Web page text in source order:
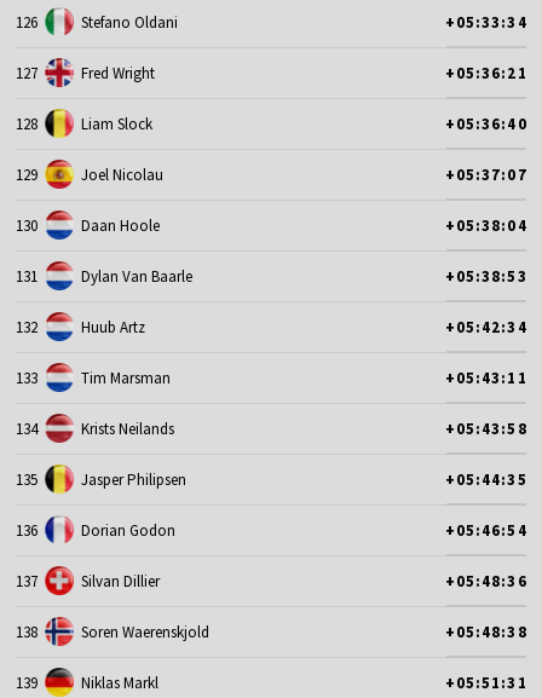
126 Stefano Oldani +05:33:34
127 Fred Wright +05:36:21
128 Liam Slock +05:36:40
129 Joel Nicolau +05:37:07
130 Daan Hoole +05:38:04
131 Dylan Van Baarle +05:38:53
132 Huub Artz +05:42:34
133 Tim Marsman +05:43:11
134 Krists Neilands +05:43:58
135 Jasper Philipsen +05:44:35
136 Dorian Godon +05:46:54
137 Silvan Dillier +05:48:36
138 Soren Waerenskjold +05:48:38
139 Niklas Markl +05:51:31